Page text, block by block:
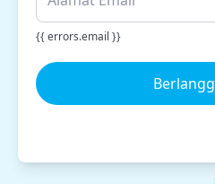
{{ errors.email }}